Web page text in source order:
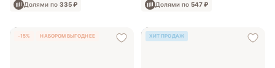
Долями по335 ₽ Долями по 547 ₽
-15% НАБОРОМ ВЫГОДНЕЕ ХИТ ПРОДАЖ